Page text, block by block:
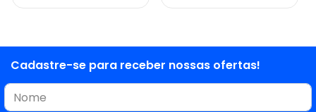
Cadastre-se para receber nossas ofertas!